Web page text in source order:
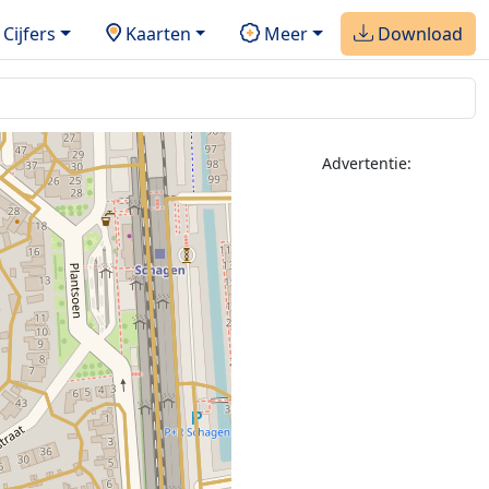
Cijfers Kaarten Meer Download
Advertentie: